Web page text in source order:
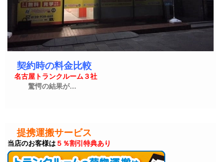
契約時の料金比較
名古屋トランクルーム３社
驚愕の結果が…
提携運搬サービス
当店のお客様は５％割引特典あり